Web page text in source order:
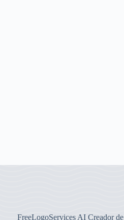
FreeLogoServices AI Creador de